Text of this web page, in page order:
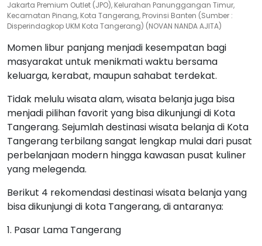
Jakarta Premium Outlet (JPO), Kelurahan Panunggangan Timur,
Kecamatan Pinang, Kota Tangerang, Provinsi Banten (Sumber :
Disperindagkop UKM Kota Tangerang) (NOVAN NANDA AJITA)
Momen libur panjang menjadi kesempatan bagi
masyarakat untuk menikmati waktu bersama
keluarga, kerabat, maupun sahabat terdekat.
Tidak melulu wisata alam, wisata belanja juga bisa
menjadi pilihan favorit yang bisa dikunjungi di Kota
Tangerang. Sejumlah destinasi wisata belanja di Kota
Tangerang terbilang sangat lengkap mulai dari pusat
perbelanjaan modern hingga kawasan pusat kuliner
yang melegenda.
Berikut 4 rekomendasi destinasi wisata belanja yang
bisa dikunjungi di kota Tangerang, di antaranya:
1. Pasar Lama Tangerang